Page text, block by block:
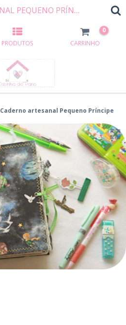
CADERNO ARTESANAL PEQUENO PRÍNCIPE
PRODUTOS CARRINHO
0
Caderno artesanal Pequeno Príncipe